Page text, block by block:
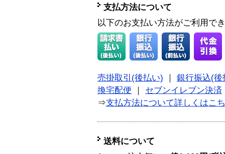
支払方法について
以下のお支払い方法がご利用で
売掛取引(後払い)
銀行振込(後
換宅配便
セブンイレブン決済
⇒支払方法について詳しくはこ
送料について